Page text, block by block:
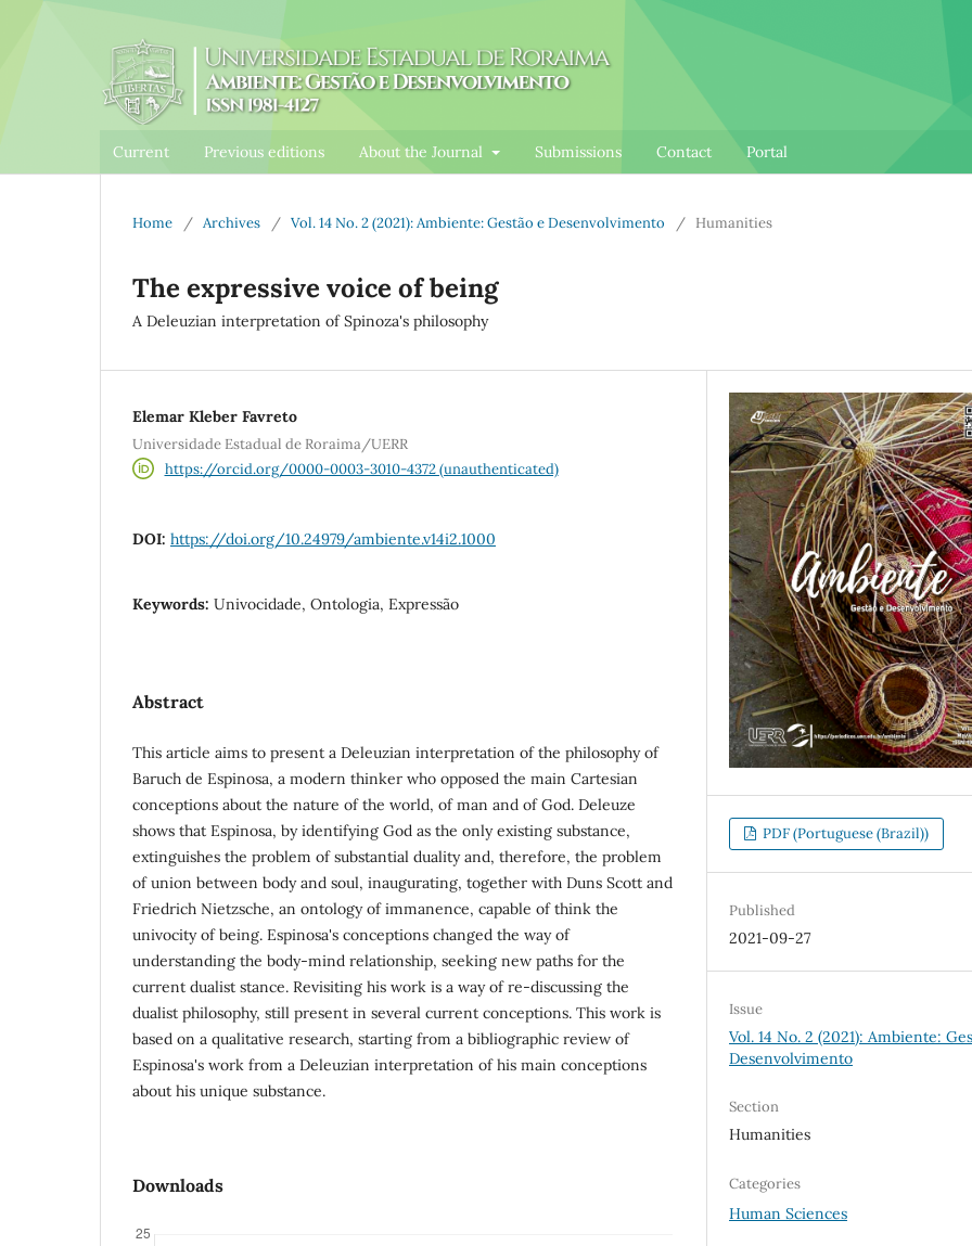
Current Previous editions About the Journal Submissions Contact Portal
Home / Archives / Vol. 14 No. 2 (2021): Ambiente: Gestão e Desenvolvimento / Humanities
The expressive voice of being
A Deleuzian interpretation of Spinoza's philosophy
Elemar Kleber Favreto
Universidade Estadual de Roraima/UERR
https://orcid.org/0000-0003-3010-4372 (unauthenticated)
DOI: https://doi.org/10.24979/ambiente.v14i2.1000
Keywords: Univocidade, Ontologia, Expressão
Abstract
This article aims to present a Deleuzian interpretation of the philosophy of
Baruch de Espinosa, a modern thinker who opposed the main Cartesian
conceptions about the nature of the world, of man and of God. Deleuze
shows that Espinosa, by identifying God as the only existing substance,
extinguishes the problem of substantial duality and, therefore, the problem
of union between body and soul, inaugurating, together with Duns Scott and
Friedrich Nietzsche, an ontology of immanence, capable of think the
univocity of being. Espinosa's conceptions changed the way of
understanding the body-mind relationship, seeking new paths for the
current dualist stance. Revisiting his work is a way of re-discussing the
dualist philosophy, still present in several current conceptions. This work is
based on a qualitative research, starting from a bibliographic review of
Espinosa's work from a Deleuzian interpretation of his main conceptions
about his unique substance.
Downloads
PDF (Portuguese (Brazil))
Published
2021-09-27
Issue
Vol. 14 No. 2 (2021): Ambiente:
Desenvolvimento
Section
Humanities
Categories
Human Sciences